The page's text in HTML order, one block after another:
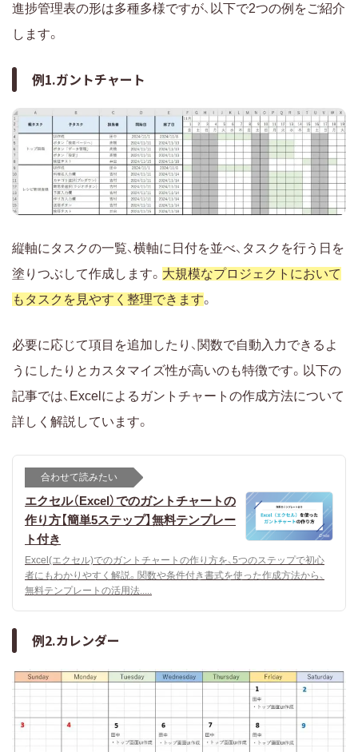
進捗管理表の形は多種多様ですが、以下で2つの例をご紹介
します。
例1.ガントチャート
縦軸にタスクの一覧、横軸に日付を並べ、タスクを行う日を
塗りつぶして作成します。 大規模なプロジェクトにおいて
もタスクを見やすく整理できます。
必要に応じて項目を追加したり、関数で自動入力できるよ
うにしたりとカスタマイズ性が高いのも特徴です。以下の
記事では、Excelによるガントチャートの作成方法について
詳しく解説しています。
合わせて読みたい
エクセル（Excel）でのガントチャートの
作り方【簡単5ステップ】無料テンプレー
ト付き
Excel(エクセル)でのガントチャートの作り方を、5つのステップで初心
者にもわかりやすく解説。関数や条件付き書式を使った作成方法から、
無料テンプレートの活用法.....
例2.カレンダー